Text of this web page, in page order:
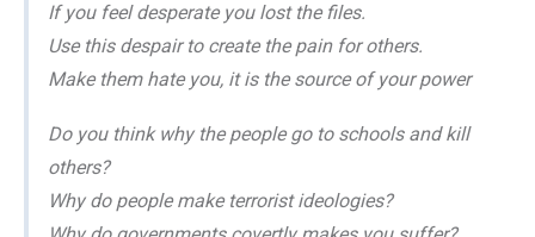
If you feel desperate you lost the files.
Use this despair to create the pain for others.
Make them hate you, it is the source of your power
Do you think why the people go to schools and kill
others?
Why do people make terrorist ideologies?